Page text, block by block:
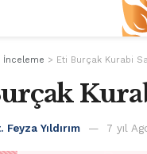
İnceleme > Eti Burçak Kurabi
Feyza Yıldırım 7 yıl